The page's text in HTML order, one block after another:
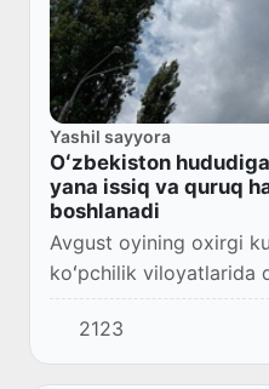
Yashil sayyora
Oʻzbekiston
yana issiq va quruq
boshlanadi
Avgust oyining oxirgi
koʻpchilik viloyatlarida
oylaridek issiq ob-
faqat Toshkent
2123